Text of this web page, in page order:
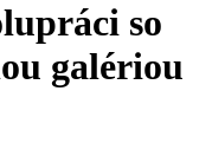
so
galériou